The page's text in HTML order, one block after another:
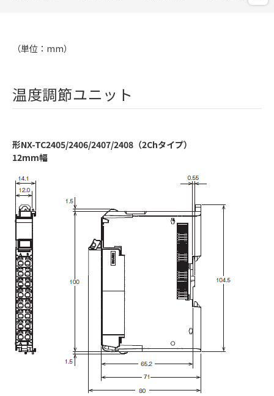
（単位：mm）
温度調節ユニット
形NX-TC2405/2406/2407/2408（2Chタイプ）
12mm幅